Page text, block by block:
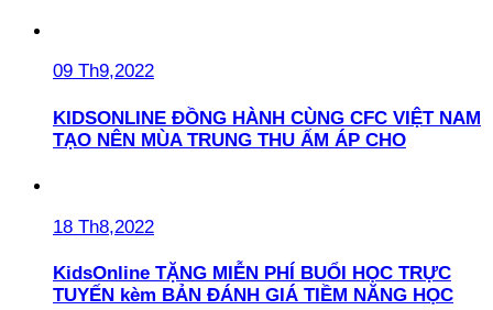
09 Th9,2022
KIDSONLINE ĐỒNG HÀNH CÙNG CFC VIỆT NAM
TẠO NÊN MÙA TRUNG THU ẤM ÁP CHO
18 Th8,2022
KidsOnline TẶNG MIỄN PHÍ BUỔI HỌC TRỰC
TUYẾN kèm BẢN ĐÁNH GIÁ TIỀM NĂNG HỌC